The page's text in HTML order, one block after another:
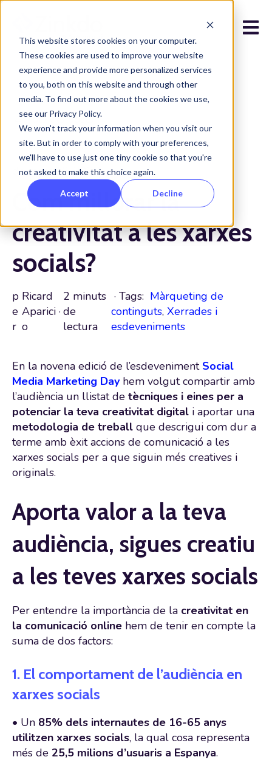
This website stores cookies on your computer.
These cookies are used to improve your website
experience and provide more personalized services
to you, both on this website and through other
media. To find out more about the cookies we use,
see our Privacy Policy.
We won't track your information when you visit our
site. But in order to comply with your preferences,
we'll have to use just one tiny cookie so that you're
not asked to make this choice again.
Accept Decline
Tots els posts
de març 16, 2023
Com millorar la
creativitat a les xarxes
socials?
p
e
r
Ricard
Aparici
o
·
2 minuts
de
lectura
· Tags: Màrqueting de
continguts, Xerrades i
esdeveniments
En la novena edició de l’esdeveniment Social
Media Marketing Day hem volgut compartir amb
l’audiència un llistat de tècniques i eines per a
potenciar la teva creativitat digital i aportar una
metodologia de treball que descrigui com dur a
terme amb èxit accions de comunicació a les
xarxes socials per a que siguin més creatives i
originals.
Aporta valor a la teva
audiència, sigues creatiu
a les teves xarxes socials
Per entendre la importància de la creativitat en
la comunicació online hem de tenir en compte la
suma de dos factors:
1. El comportament de l’audiència en
xarxes socials
• Un 85% dels internautes de 16-65 anys
utilitzen xarxes socials, la qual cosa representa
més de 25,5 milions d’usuaris a Espanya.